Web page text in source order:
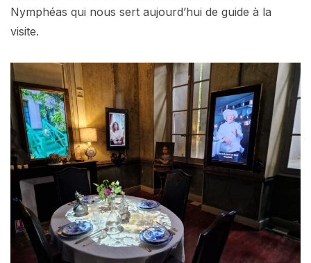
Nymphéas qui nous sert aujourd’hui de guide à la
visite.